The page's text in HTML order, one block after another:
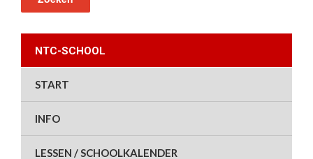
NTC-SCHOOL
START
INFO
LESSEN / SCHOOLKALENDER